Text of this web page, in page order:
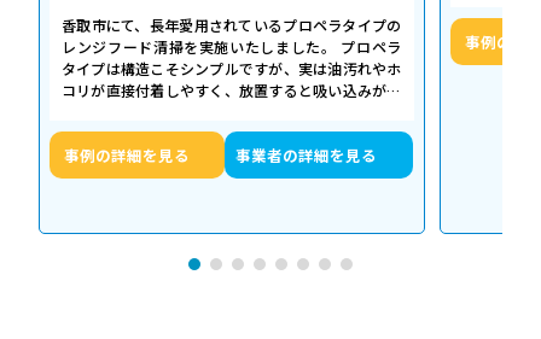
香取市にて、長年愛用されているプロペラタイプの
レンジフード清掃を実施いたしました。 プロペラ
タイプは構造こそシンプルですが、実は油汚れやホ
コリが直接付着しやすく、放置すると吸い込みが悪
事例の詳細を見る 事業者の詳細を見る
事例の詳